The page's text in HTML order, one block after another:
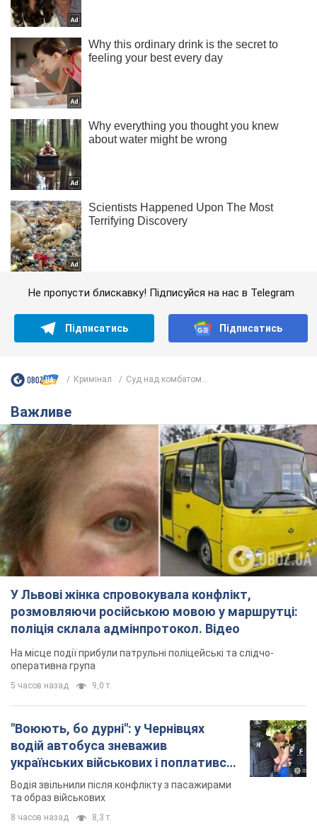
Не пропусти блискавку! Підписуйся на нас в Telegram
Підписатись Підписатись
Кримінал Суд над комбатом...
Важливе
У Львові жінка спровокувала конфлікт,
розмовляючи російською мовою у маршрутці:
поліція склала адмінпротокол. Відео
На місце події прибули патрульні поліцейські та слідчо-
оперативна група
5 часов назад 9,0 т.
"Воюють, бо дурні": у Чернівцях
водій автобуса зневажив
українських військових і поплатився.
Відео
Водія звільнили після конфлікту з пасажирами
та образ військових
8 часов назад 8,3 т.